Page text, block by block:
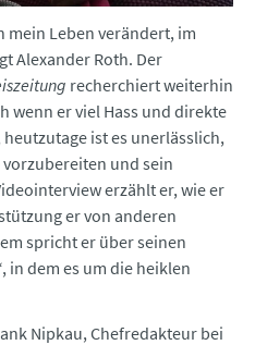
mein Leben verändert, im
Alexander Roth. Der
recherchiert weiterhin
wenn er viel Hass und direkte
ist es unerlässlich,
und sein
erzählt er, wie er
er von anderen
spricht er über seinen
in dem es um die heiklen
Nipkau, Chefredakteur bei